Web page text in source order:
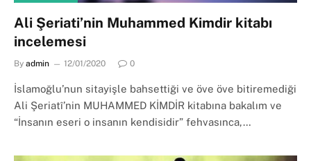
Ali Şeriati’nin Muhammed Kimdir kitabı
incelemesi
By admin 12/01/2020 0
İslamoğlu’nun sitayişle bahsettiği ve öve öve bitiremediği
Ali Şeriatî’nin MUHAMMED KİMDİR kitabına bakalım ve
“İnsanın eseri o insanın kendisidir” fehvasınca,…